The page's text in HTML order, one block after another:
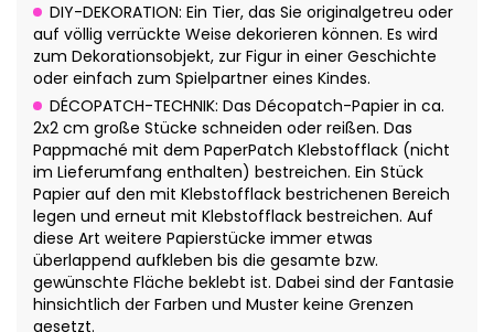
DIY-DEKORATION: Ein Tier, das Sie originalgetreu oder
auf völlig verrückte Weise dekorieren können. Es wird
zum Dekorationsobjekt, zur Figur in einer Geschichte
oder einfach zum Spielpartner eines Kindes.
DÉCOPATCH-TECHNIK: Das Décopatch-Papier in ca.
2x2 cm große Stücke schneiden oder reißen. Das
Pappmaché mit dem PaperPatch Klebstofflack (nicht
im Lieferumfang enthalten) bestreichen. Ein Stück
Papier auf den mit Klebstofflack bestrichenen Bereich
legen und erneut mit Klebstofflack bestreichen. Auf
diese Art weitere Papierstücke immer etwas
überlappend aufkleben bis die gesamte bzw.
gewünschte Fläche beklebt ist. Dabei sind der Fantasie
hinsichtlich der Farben und Muster keine Grenzen
gesetzt.